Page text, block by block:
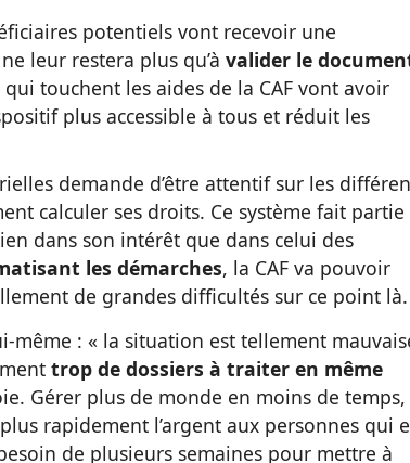
potentiels vont recevoir une
leur restera plus qu’à valider le
touchent les aides de la CAF vont avoir
plus accessible à tous et réduit les
demande d’être attentif sur les
calculer ses droits. Ce système fait partie
dans son intérêt que dans celui des
les démarches, la CAF va pouvoir
de grandes difficultés sur ce point là.
même : « la situation est tellement
trop de dossiers à traiter en même
Gérer plus de monde en moins de
rapidement l’argent aux personnes qui
de plusieurs semaines pour mettre à